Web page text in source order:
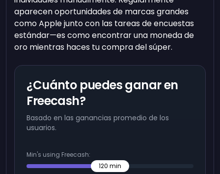
aparecen oportunidades de marcas grandes
como Apple junto con las tareas de encuestas
estándar—es como encontrar una moneda de
oro mientras haces tu compra del súper.
¿Cuánto puedes ganar en
Freecash?
Basado en las ganancias promedio de los
usuarios.
Min's using Freecash:
120 min